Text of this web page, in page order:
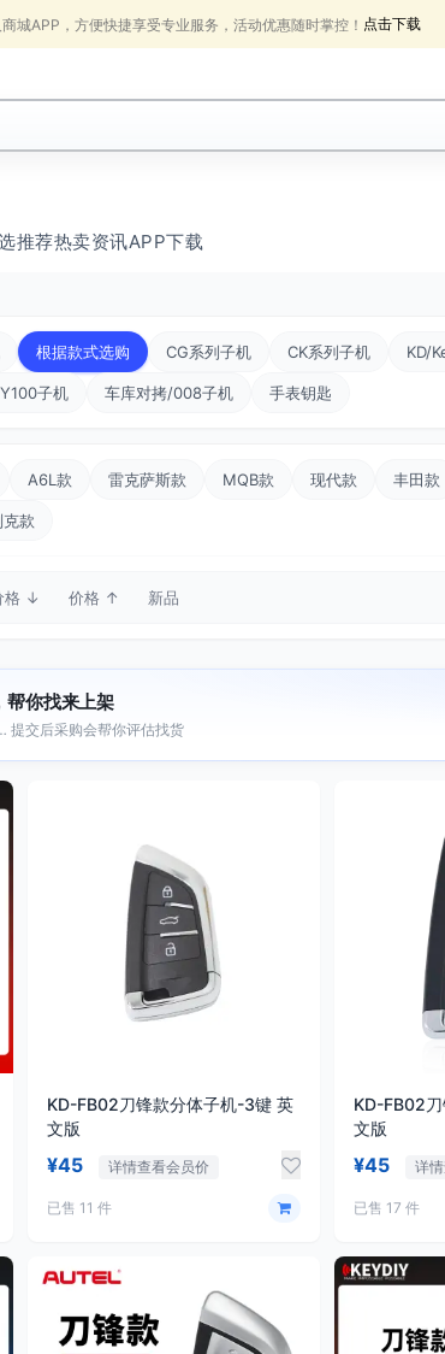
城APP，方便快捷享受专业服务，活动优惠随时掌控！ 点击下载
推荐热卖资讯APP下载
根据款式选购 CG系列子机 CK系列子机 KD/
子机 车库对拷/008子机 手表钥匙
A6L款 雷克萨斯款 MQB款 现代款 丰田款
克款
格 ↓ 价格 ↑ 新品
帮你找来上架
提交后采购会帮你评估找货
KD-FB02刀锋款分体子机-3键 英
文版
¥45 详情查看会员价
已售 11 件
KD-FB02
文版
¥45 详
已售 17 件